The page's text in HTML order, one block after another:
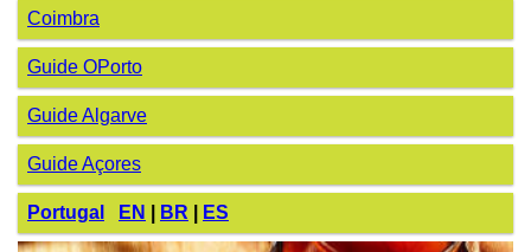
Coimbra
Guide OPorto
Guide Algarve
Guide Açores
Portugal EN BR ES